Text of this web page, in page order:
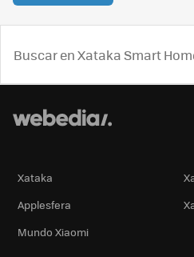
Xataka
Applesfera
Mundo Xiaomi